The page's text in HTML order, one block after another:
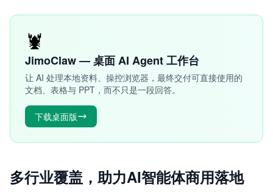
🦞
JimoClaw — 桌面 AI Agent 工作台
让 AI 处理本地资料、操控浏览器，最终交付可直接使用的
文档、表格与 PPT，而不只是一段回答。
下载桌面版
多行业覆盖，助力AI智能体商用落地